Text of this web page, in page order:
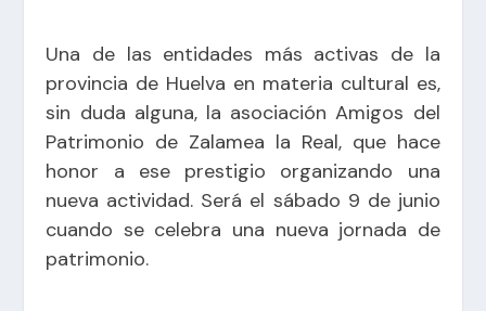
Una de las entidades más activas de la
provincia de Huelva en materia cultural es,
sin duda alguna, la asociación Amigos del
Patrimonio de Zalamea la Real, que hace
honor a ese prestigio organizando una
nueva actividad. Será el sábado 9 de junio
cuando se celebra una nueva jornada de
patrimonio.